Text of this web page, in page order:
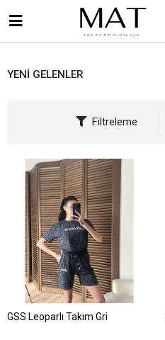
YENİ GELENLER
Filtreleme
GSS Leoparlı Takım Gri